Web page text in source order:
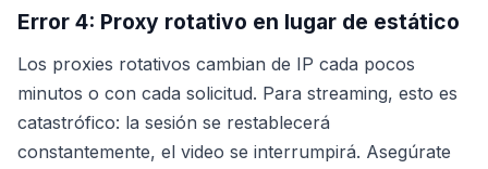
Error 4: Proxy rotativo en lugar de estático
Los proxies rotativos cambian de IP cada pocos
minutos o con cada solicitud. Para streaming, esto es
catastrófico: la sesión se restablecerá
constantemente, el video se interrumpirá. Asegúrate